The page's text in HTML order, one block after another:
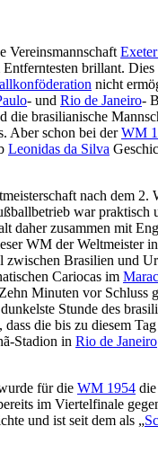
Vereinsmannschaft
brillant.
nicht
- und Rio de Janeiro-
die brasilianische
Aber schon bei derWM
Leonidas da Silva
nach dem
war
daher zusammen mit
WM der Weltmeister
Brasilien und
Cariocas im
Minuten vor Schluss
Stunde des
die bis zu diesem
Stadion in Rio de Janeiro
für die WM 1954
im Viertelfinale
und ist seit dem als „